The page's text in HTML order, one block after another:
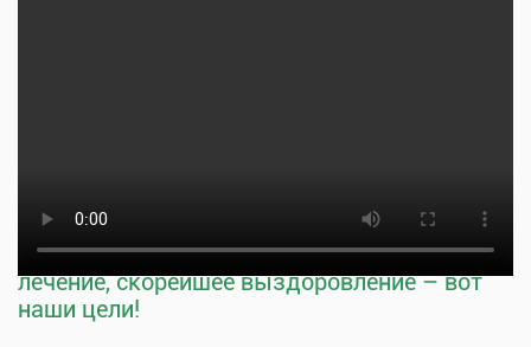
Тщательная профилактика, качественное
лечение, скорейшее выздоровление – вот
наши цели!